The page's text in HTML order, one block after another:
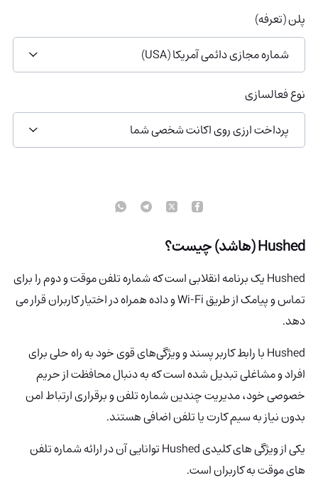
پلن (تعرفه)
شماره مجازی دائمی آمریکا (USA)
نوع فعالسازی
پرداخت ارزی روی اکانت شخصی شما
Hushed (هاشد) چیست؟
Hushed یک برنامه انقلابی است که شماره تلفن موقت و دوم را برای
تماس و پیامک از طریق Wi-Fi و داده همراه در اختیار کاربران قرار می
دهد.
Hushed با رابط کاربر پسند و ویژگی‌های قوی خود به راه حلی برای
افراد و مشاغلی تبدیل شده است که به دنبال محافظت از حریم
خصوصی خود، مدیریت چندین شماره تلفن و برقراری ارتباط امن
بدون نیاز به سیم کارت یا تلفن اضافی هستند.
یکی از ویژگی های کلیدی Hushed توانایی آن در ارائه شماره تلفن
های موقت به کاربران است.